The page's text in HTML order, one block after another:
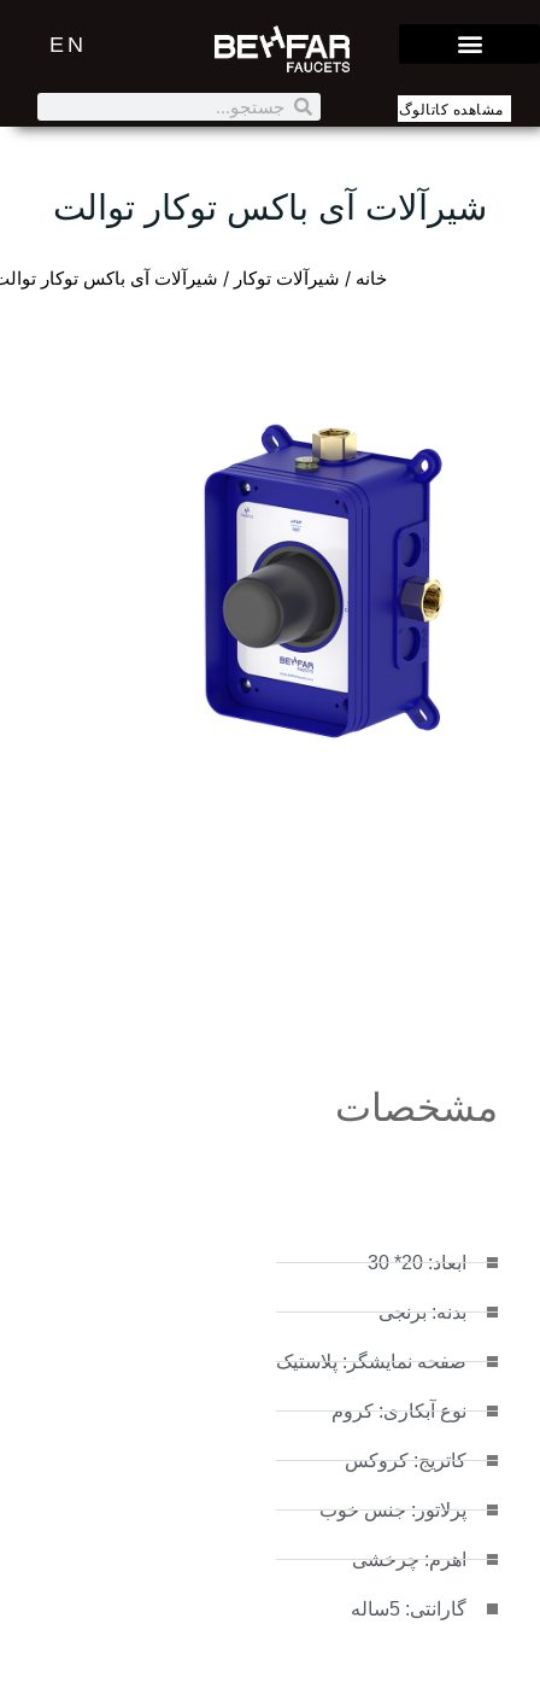
EN
مشاهده کاتالوگ
شیرآلات آی باکس توکار توالت
خانه / شیرآلات توکار / شیرآلات آی باکس توکار
مشخصات
ابعاد: 20* 30
بدنه: برنجی
صفحه نمایشگر: پلاستیک
نوع آبکاری: کروم
کاتریج: کروکس
پرلاتور: جنس خوب
اهرم: چرخشی
گارانتی: 5ساله